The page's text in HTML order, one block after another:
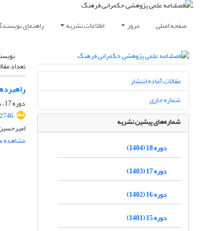
صفحه اصلی مرور اطلاعات نشریه راهنمای
تعداد
دوره 17، شماره 66، تابستان 1403، صفحه
مشاهده
مقالات آماده انتشار
شماره جاری
شماره‌های پیشین نشریه
دوره 18 (1404)
دوره 17 (1403)
دوره 16 (1402)
دوره 15 (1401)